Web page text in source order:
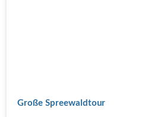
Große Spreewaldtour